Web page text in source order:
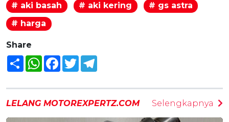
# aki basah
# aki kering
# gs astra
# harga
Share
Share WhatsAppFacebook
Twitter
LELANG MOTOREXPERTZ.COM Selengkapnya